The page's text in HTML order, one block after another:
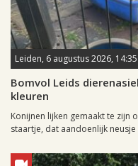
Leiden, 6 augustus 2026, 14:35
Bomvol Leids
kleuren
Konijnen lijken gemaakt te zijn
staartje, dat aandoenlijk neusje